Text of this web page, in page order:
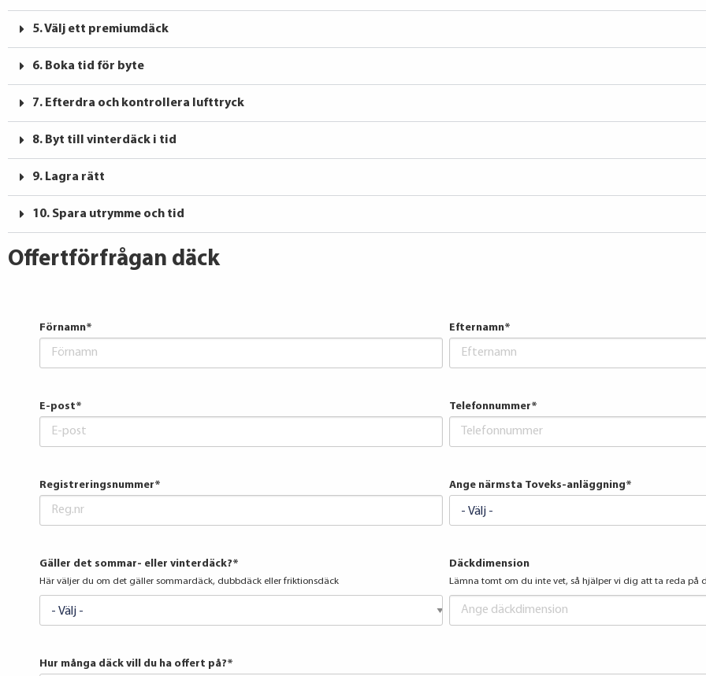
5. Välj ett premiumdäck
6. Boka tid för byte
7. Efterdra och kontrollera lufttryck
8. Byt till vinterdäck i tid
9. Lagra rätt
10. Spara utrymme och tid
Offertförfrågan däck
Förnamn* Efternamn*
E-post* Telefonnummer*
Registreringsnummer* Ange närmsta Toveks-anläggning*
Gäller det sommar- eller vinterdäck?*
Här väljer du om det gäller sommardäck, dubbdäck eller friktionsdäck
Däckdimension
Lämna tomt om du inte vet, så hjälper vi dig att ta reda på
Hur många däck vill du ha offert på?*